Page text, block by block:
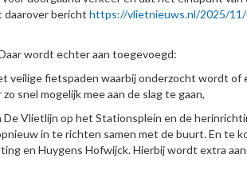
bericht https://vlietnieuws.nl/2025/
wordt echter aan toegevoegd:
veilige fietspaden waarbij onderzocht wordt of
snel mogelijk mee aan de slag te gaan,
Vlietlijn op het Stationsplein en de
in te richten samen met de buurt. En te
en Huygens Hofwijck. Hierbij wordt extra